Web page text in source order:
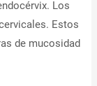
Los
Estos
de mucosidad